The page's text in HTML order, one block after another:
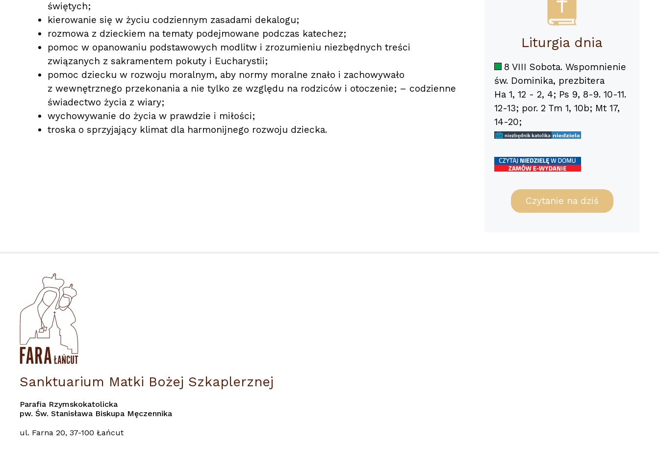
świętych;
kierowanie się w życiu codziennym zasadami dekalogu;
rozmowa z dzieckiem na tematy podejmowane podczas katechez;
pomoc w opanowaniu podstawowych modlitw i zrozumieniu niezbędnych treści
związanych z sakramentem pokuty i Eucharystii;
pomoc dziecku w rozwoju moralnym, aby normy moralne znało i zachowywało
z wewnętrznego przekonania a nie tylko ze względu na rodziców i otoczenie; – codzienne
świadectwo życia z wiary;
wychowywanie do życia w prawdzie i miłości;
troska o sprzyjający klimat dla harmonijnego rozwoju dziecka.
Liturgia dnia
8 VIII Sobota. Wspomnienie
św. Dominika, prezbitera
Ha 1, 12 - 2, 4; Ps 9, 8-9. 10-11.
12-13; por. 2 Tm 1, 10b; Mt 17,
14-20;
Czytanie na dziś
Sanktuarium Matki Bożej Szkaplerznej
Parafia Rzymskokatolicka
pw. Św. Stanisława Biskupa Męczennika
ul. Farna 20, 37-100 Łańcut